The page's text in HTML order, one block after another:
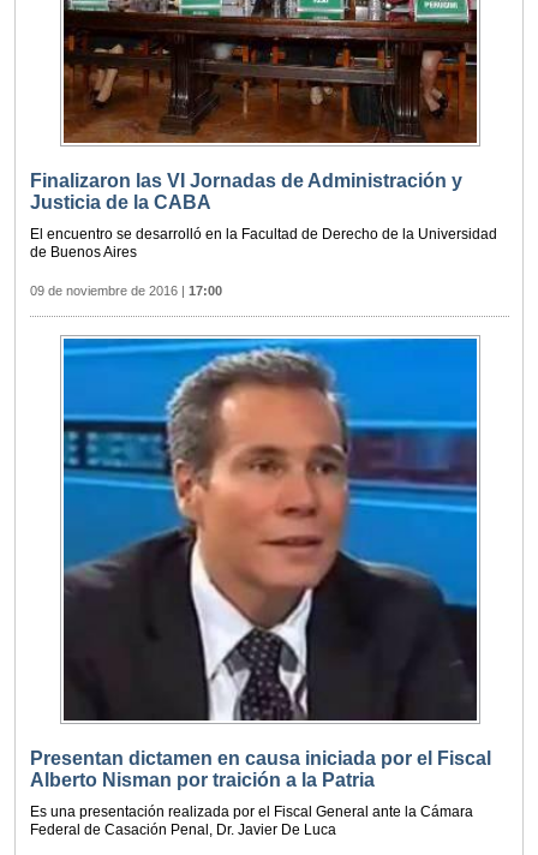
Finalizaron las VI Jornadas de Administración y
Justicia de la CABA
El encuentro se desarrolló en la Facultad de Derecho de la Universidad
de Buenos Aires
09 de noviembre de 2016 | 17:00
Presentan dictamen en causa iniciada por el Fiscal
Alberto Nisman por traición a la Patria
Es una presentación realizada por el Fiscal General ante la Cámara
Federal de Casación Penal, Dr. Javier De Luca